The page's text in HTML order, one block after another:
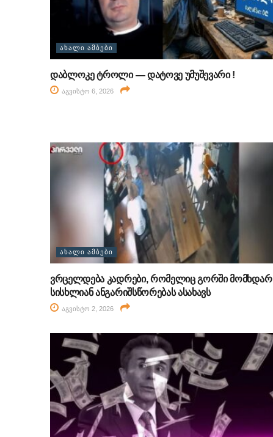
ᲐᲮᲐᲚᲘ ᲐᲛᲑᲔᲑᲘ
დაბლოკე ტროლი — დატოვე უმუშევარი !
აგვისტო 6, 2026
ᲐᲮᲐᲚᲘ ᲐᲛᲑᲔᲑᲘ
ვრცელდება კადრები, რომელიც გორში მომხდარ
სისხლიან ანგარიშსწორებას ასახავს
აგვისტო 2, 2026